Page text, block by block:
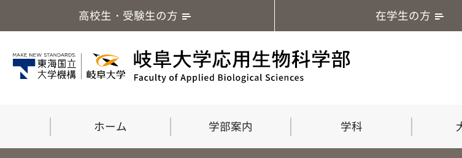
高校生・受験生の方 在学生の方
ホーム 学部案内 学科